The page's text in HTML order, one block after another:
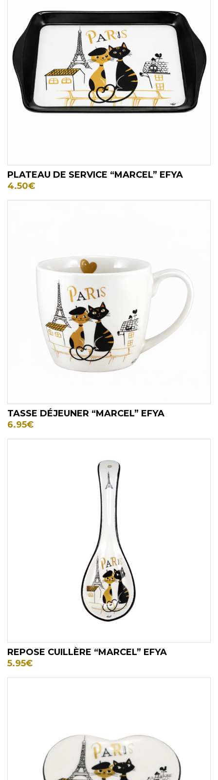
PLATEAU DE SERVICE “MARCEL” EFYA
4.50€
TASSE DÉJEUNER “MARCEL” EFYA
6.95€
REPOSE CUILLÈRE “MARCEL” EFYA
5.95€